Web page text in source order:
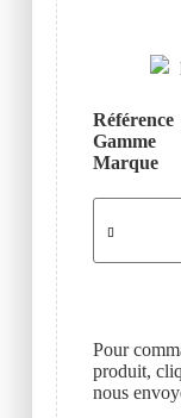
Référence
Gamme
Marque
Pour
produit,
nous